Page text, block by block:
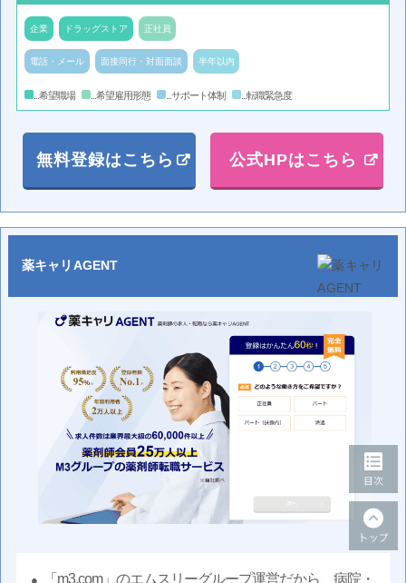
企業 ドラッグストア 正社員
電話・メール 面接同行・対面面談 半年以内
...希望職場 ...希望雇用形態 ...サポート体制 ...転職緊急度
無料登録はこちら 公式HPはこちら
薬キャリAGENT
「m3.com」のエムスリーグループ運営だから、病院・